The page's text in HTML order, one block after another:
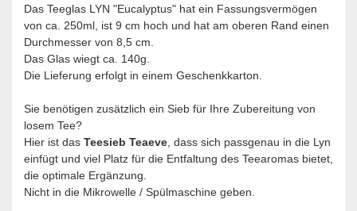
Das Teeglas LYN "Eucalyptus" hat ein Fassungsvermögen
von ca. 250ml, ist 9 cm hoch und hat am oberen Rand einen
Durchmesser von 8,5 cm.
Das Glas wiegt ca. 140g.
Die Lieferung erfolgt in einem Geschenkkarton.
Sie benötigen zusätzlich ein Sieb für Ihre Zubereitung von
losem Tee?
Hier ist das Teesieb Teaeve, dass sich passgenau in die Lyn
einfügt und viel Platz für die Entfaltung des Teearomas bietet,
die optimale Ergänzung.
Nicht in die Mikrowelle / Spülmaschine geben.